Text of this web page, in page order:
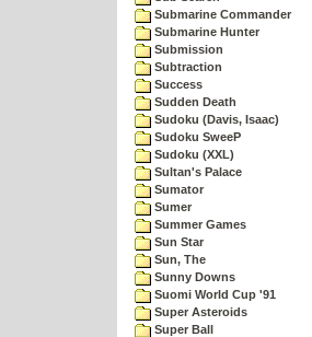
Submarine Commander
Submarine Hunter
Submission
Subtraction
Success
Sudden Death
Sudoku (Davis, Isaac)
Sudoku SweeP
Sudoku (XXL)
Sultan's Palace
Sumator
Sumer
Summer Games
Sun Star
Sun, The
Sunny Downs
Suomi World Cup '91
Super Asteroids
Super Ball